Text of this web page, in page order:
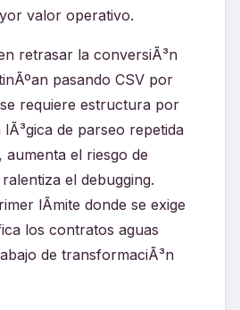
valor operativo.
retrasar la conversiÃ³n
pasando CSV por
requiere estructura por
de parseo repetida
el riesgo de
el debugging.
lÃ­mite donde se exige
los contratos aguas
de transformaciÃ³n